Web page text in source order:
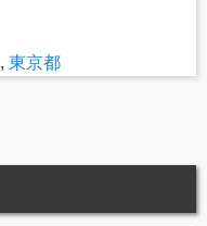
, 東京都